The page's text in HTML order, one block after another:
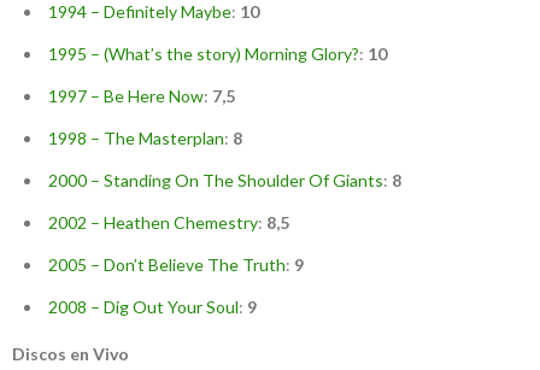
1994 – Definitely Maybe: 10
1995 – (What’s the story) Morning Glory?: 10
1997 – Be Here Now: 7,5
1998 – The Masterplan: 8
2000 – Standing On The Shoulder Of Giants: 8
2002 – Heathen Chemestry: 8,5
2005 – Don’t Believe The Truth: 9
2008 – Dig Out Your Soul: 9
Discos en Vivo